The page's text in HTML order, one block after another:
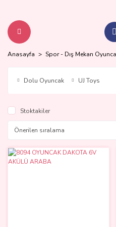
Anasayfa Spor - Dış Mekan
Dolu Oyuncak UJ Toys
Stoktakiler